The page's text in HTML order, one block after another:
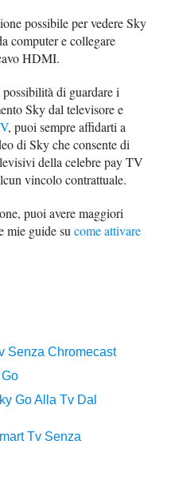
possibile per vedere Sky
computer e collegare
HDMI.
di guardare i
Sky dal televisore e
, puoi sempre affidarti a
di Sky che consente di
della celebre pay TV
vincolo contrattuale.
puoi avere maggiori
mie guide sucome attivare